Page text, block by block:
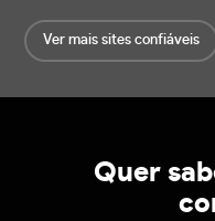
Ver mais sites confiáveis
Quer